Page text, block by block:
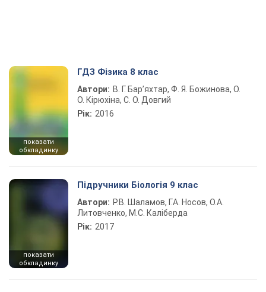
показати
обкладинку
ГДЗ Фізика 8 клас
Автори: В. Г. Бар’яхтар, Ф. Я. Божинова, О.
О. Кірюхіна, С. О. Довгий
Рік: 2016
показати
обкладинку
Підручники Біологія 9 клас
Автори: Р.В. Шаламов, Г.А. Носов, О.А.
Литовченко, М.С. Каліберда
Рік: 2017